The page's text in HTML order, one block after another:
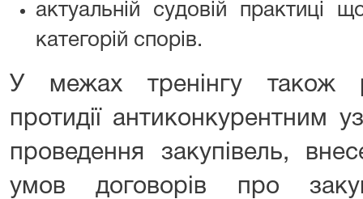
актуальній судовій практиці
категорій спорів.
У межах тренінгу також
протидії антиконкурентним
проведення закупівель,
умов договорів про